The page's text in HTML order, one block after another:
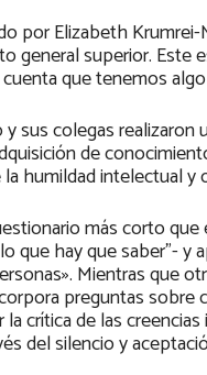
por Elizabeth
general superior. Este
que tenemos
sus colegas
de
humildad intelectual
más corto
que hay que saber”-
Mientras que
preguntas
crítica de las
del silencio y